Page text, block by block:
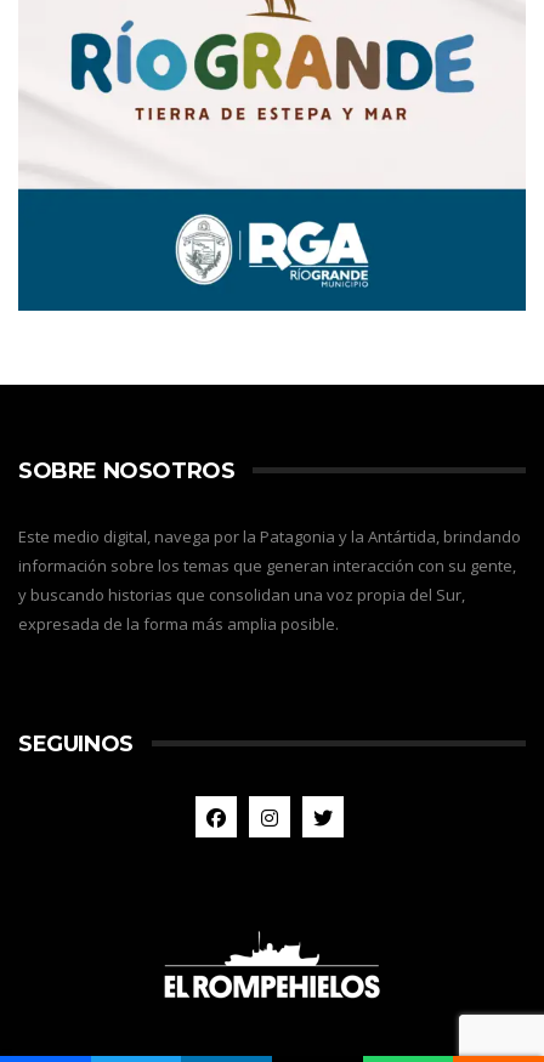
SOBRE NOSOTROS
Este medio digital, navega por la Patagonia y la Antártida, brindando
información sobre los temas que generan interacción con su gente,
y buscando historias que consolidan una voz propia del Sur,
expresada de la forma más amplia posible.
SEGUINOS